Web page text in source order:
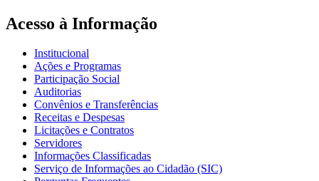
Acesso à Informação
Institucional
Ações e Programas
Participação Social
Auditorias
Convênios e Transferências
Receitas e Despesas
Licitações e Contratos
Servidores
Informações Classificadas
Serviço de Informações ao Cidadão (SIC)